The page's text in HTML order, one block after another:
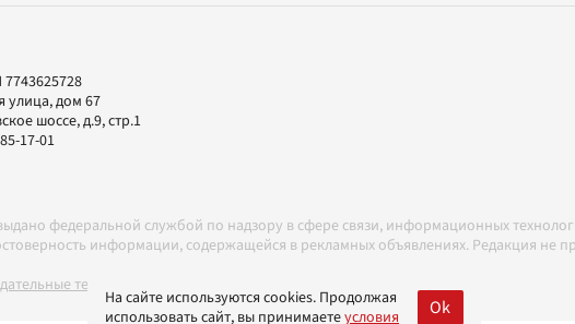
улица, дом 67
шоссе, д.9, стр.1
17-01
федеральной службой по надзору в сфере связи, информационных
информации, содержащейся в рекламных объявлениях. Редакция не
технологии в соответствии с Правилами
На сайте используются cookies. Продолжая
использовать сайт, вы принимаетеусловия Ok